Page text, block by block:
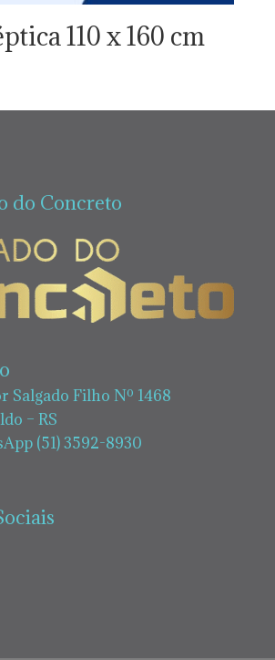
110 x 160 cm
do Concreto
Salgado Filho Nº 1468
– RS
(51) 3592-8930